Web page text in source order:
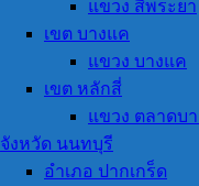
แขวง สี่พระยา
เขต บางแค
แขวง บางแค
เขต หลักสี่
แขวง ตลาดบ
จังหวัด นนทบุรี
อำเภอ ปากเกร็ด